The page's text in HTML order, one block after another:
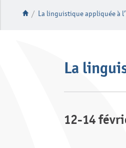
/ La linguistique appliquée à
La
12-14